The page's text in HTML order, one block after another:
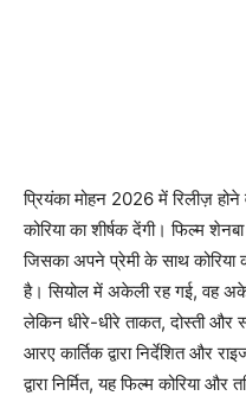
प्रियंका मोहन 2026 में रिलीज़
कोरिया का शीर्षक देंगी। फिल्म
जिसका अपने प्रेमी के साथ कोरिया
है। सियोल में अकेली रह गई, वह
लेकिन धीरे-धीरे ताकत, दोस्ती और
आरए कार्तिक द्वारा निर्देशित और
द्वारा निर्मित, यह फिल्म कोरिया